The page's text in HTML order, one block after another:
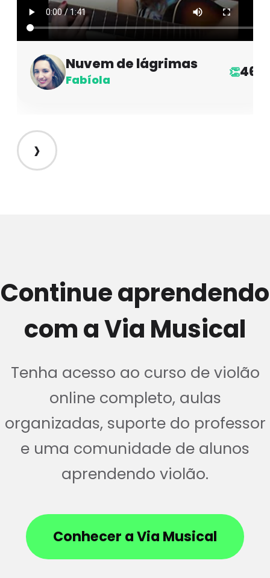
Nuvem de lágrimas
Fabíola
👏46
›
Continue aprendendo
com a Via Musical
Tenha acesso ao curso de violão
online completo, aulas
organizadas, suporte do professor
e uma comunidade de alunos
aprendendo violão.
Conhecer a Via Musical